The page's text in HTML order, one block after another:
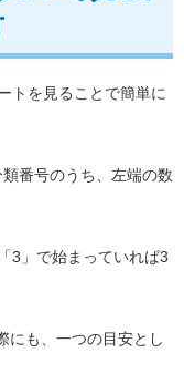
トを見ることで簡単に
番号のうち、左端の数
3」で始まっていれば3
にも、一つの目安とし